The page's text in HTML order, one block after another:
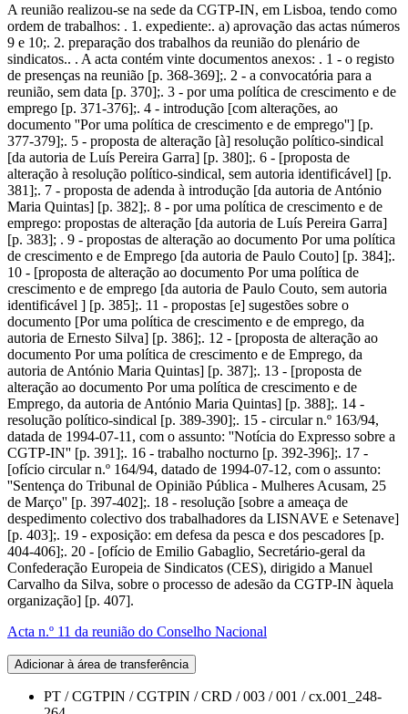
A reunião realizou-se na sede da CGTP-IN, em Lisboa, tendo como
ordem de trabalhos: . 1. expediente:. a) aprovação das actas números
9 e 10;. 2. preparação dos trabalhos da reunião do plenário de
sindicatos.. . A acta contém vinte documentos anexos: . 1 - o registo
de presenças na reunião [p. 368-369];. 2 - a convocatória para a
reunião, sem data [p. 370];. 3 - por uma política de crescimento e de
emprego [p. 371-376];. 4 - introdução [com alterações, ao
documento ''Por uma política de crescimento e de emprego''] [p.
377-379];. 5 - proposta de alteração [à] resolução político-sindical
[da autoria de Luís Pereira Garra] [p. 380];. 6 - [proposta de
alteração à resolução político-sindical, sem autoria identificável] [p.
381];. 7 - proposta de adenda à introdução [da autoria de António
Maria Quintas] [p. 382];. 8 - por uma política de crescimento e de
emprego: propostas de alteração [da autoria de Luís Pereira Garra]
[p. 383]; . 9 - propostas de alteração ao documento Por uma política
de crescimento e de Emprego [da autoria de Paulo Couto] [p. 384];.
10 - [proposta de alteração ao documento Por uma política de
crescimento e de emprego [da autoria de Paulo Couto, sem autoria
identificável ] [p. 385];. 11 - propostas [e] sugestões sobre o
documento [Por uma política de crescimento e de emprego, da
autoria de Ernesto Silva] [p. 386];. 12 - [proposta de alteração ao
documento Por uma política de crescimento e de Emprego, da
autoria de António Maria Quintas] [p. 387];. 13 - [proposta de
alteração ao documento Por uma política de crescimento e de
Emprego, da autoria de António Maria Quintas] [p. 388];. 14 -
resolução político-sindical [p. 389-390];. 15 - circular n.º 163/94,
datada de 1994-07-11, com o assunto: ''Notícia do Expresso sobre a
CGTP-IN'' [p. 391];. 16 - trabalho nocturno [p. 392-396];. 17 -
[ofício circular n.º 164/94, datado de 1994-07-12, com o assunto:
''Sentença do Tribunal de Opinião Pública - Mulheres Acusam, 25
de Março'' [p. 397-402];. 18 - resolução [sobre a ameaça de
despedimento colectivo dos trabalhadores da LISNAVE e Setenave]
[p. 403];. 19 - exposição: em defesa da pesca e dos pescadores [p.
404-406];. 20 - [ofício de Emilio Gabaglio, Secretário-geral da
Confederação Europeia de Sindicatos (CES), dirigido a Manuel
Carvalho da Silva, sobre o processo de adesão da CGTP-IN àquela
organização] [p. 407].
Acta n.º 11 da reunião do Conselho Nacional
Adicionar à área de transferência
PT / CGTPIN / CGTPIN / CRD / 003 / 001 / cx.001_248-